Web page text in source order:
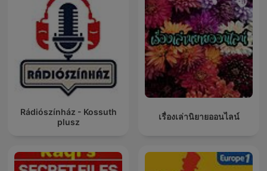
Rádiószínház - Kossuth
plusz
เรื่องเล่านิยายออนไลน์